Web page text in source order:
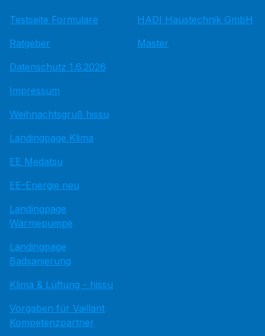
Testseite Formulare
Ratgeber
Datenschutz 1.6.2026
Impressum
Weihnachtsgruß hissu
Landingpage Klima
EE Medatsu
EE-Energie neu
Landingpage
Wärmepumpe
Landingpage
Badsanierung
Klima & Lüftung - hissu
Vorgaben für Vaillant
Kompetenzpartner
HADI Haustechnik GmbH
Master